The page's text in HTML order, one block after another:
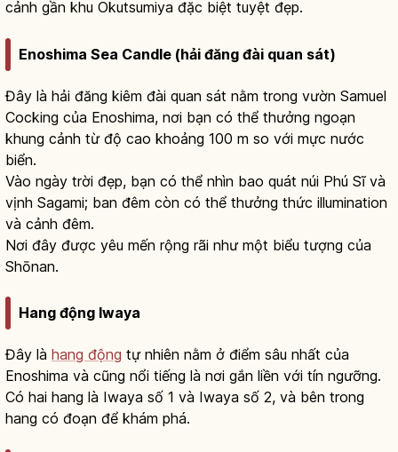
cảnh gần khu Okutsumiya đặc biệt tuyệt đẹp.
Enoshima Sea Candle (hải đăng đài quan sát)
Đây là hải đăng kiêm đài quan sát nằm trong vườn Samuel
Cocking của Enoshima, nơi bạn có thể thưởng ngoạn
khung cảnh từ độ cao khoảng 100 m so với mực nước
biển.
Vào ngày trời đẹp, bạn có thể nhìn bao quát núi Phú Sĩ và
vịnh Sagami; ban đêm còn có thể thưởng thức illumination
và cảnh đêm.
Nơi đây được yêu mến rộng rãi như một biểu tượng của
Shōnan.
Hang động Iwaya
Đây là hang động tự nhiên nằm ở điểm sâu nhất của
Enoshima và cũng nổi tiếng là nơi gắn liền với tín ngưỡng.
Có hai hang là Iwaya số 1 và Iwaya số 2, và bên trong
hang có đoạn để khám phá.